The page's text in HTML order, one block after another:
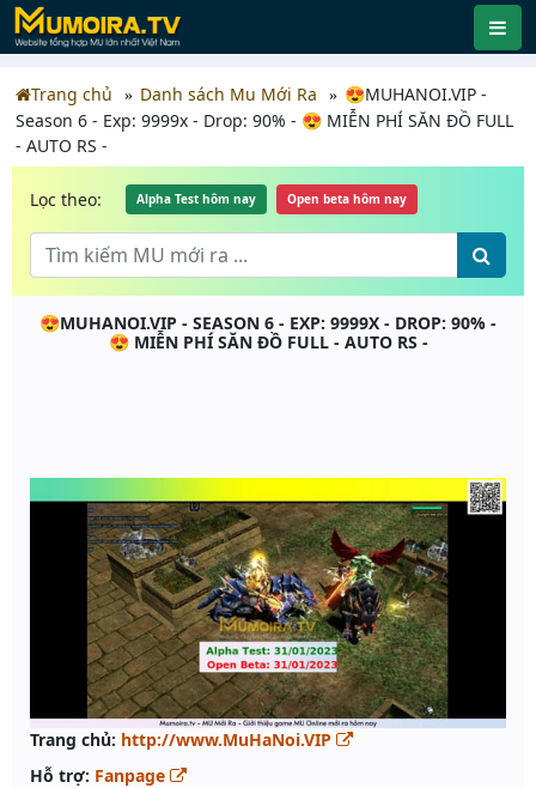
Trang chủ Danh sách Mu Mới Ra
😍MUHANOI.VIP -
Season 6 - Exp: 9999x - Drop: 90% - 😍 MIỄN PHÍ SĂN ĐỒ FULL
- AUTO RS -
Lọc theo: Alpha Test hôm nay Open beta hôm nay
😍MUHANOI.VIP - SEASON 6 - EXP: 9999X - DROP: 90% -
😍 MIỄN PHÍ SĂN ĐỒ FULL - AUTO RS -
Trang chủ: http://www.MuHaNoi.VIP
Hỗ trợ: Fanpage